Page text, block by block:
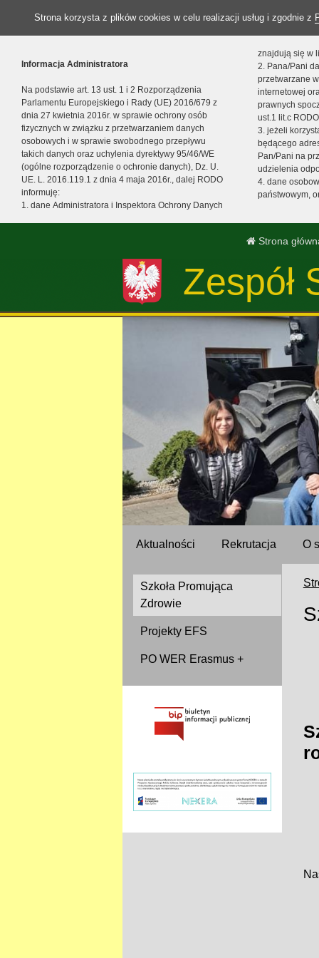
Strona korzysta z plików cookies w celu realizacji usług i zgodnie z
Informacja Administratora
Na podstawie art. 13 ust. 1 i 2 Rozporządzenia
Parlamentu Europejskiego i Rady (UE) 2016/679 z
dnia 27 kwietnia 2016r. w sprawie ochrony osób
fizycznych w związku z przetwarzaniem danych
osobowych i w sprawie swobodnego przepływu
takich danych oraz uchylenia dyrektywy 95/46/WE
(ogólne rozporządzenie o ochronie danych), Dz. U.
UE. L. 2016.119.1 z dnia 4 maja 2016r., dalej RODO
informuję:
1. dane Administratora i Inspektora Ochrony Danych
znajdują się w
2. Pana/Pani
przetwarzane
internetowej
prawnych
ust.1 lit.c
3. jeżeli
będącego
Pan/Pani na
udzielenia
4. dane
państwowym,
Strona
Zespół
Aktualności Rekrutacja O
Szkoła Promująca
Zdrowie
Projekty EFS
PO WER Erasmus +